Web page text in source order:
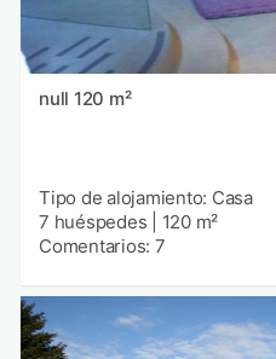
null 120 m²
Tipo de alojamiento: Casa
7 huéspedes
120 m²
Comentarios: 7